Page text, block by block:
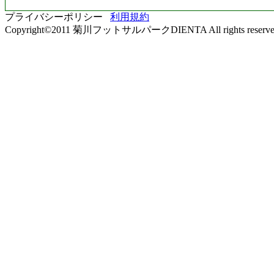
プライバシーポリシー 利用規約
Copyright©2011 菊川フットサルパークDIENTA All rights